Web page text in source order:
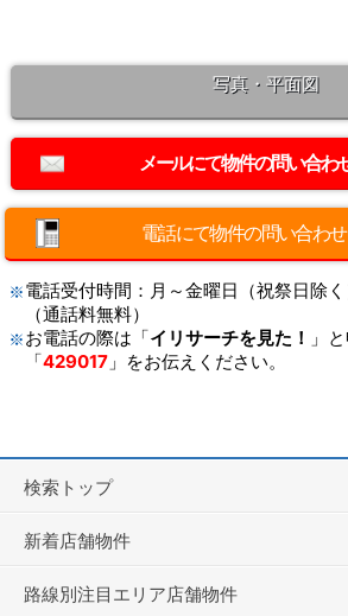
写真・平面図
電話にて物件の問い合わ
電話受付時間：月～金曜日（祝祭日除
（通話料無料）
お電話の際は「イリサーチを見た！ 」
「429017 」をお伝えください。
検索トップ
新着店舗物件
路線別注目エリア店舗物件